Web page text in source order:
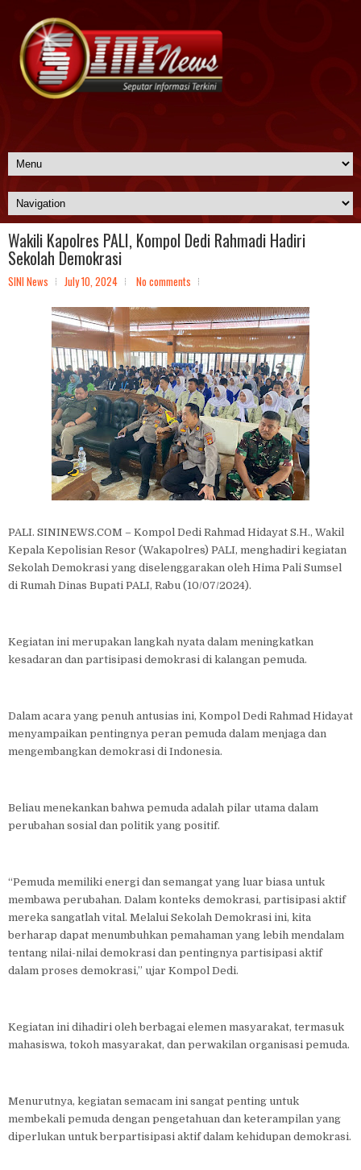
Wakili Kapolres PALI, Kompol Dedi Rahmadi Hadiri
Sekolah Demokrasi
SINI News July 10, 2024 No comments
PALI. SININEWS.COM – Kompol Dedi Rahmad Hidayat S.H., Wakil
Kepala Kepolisian Resor (Wakapolres) PALI, menghadiri kegiatan
Sekolah Demokrasi yang diselenggarakan oleh Hima Pali Sumsel
di Rumah Dinas Bupati PALI, Rabu (10/07/2024).
Kegiatan ini merupakan langkah nyata dalam meningkatkan
kesadaran dan partisipasi demokrasi di kalangan pemuda.
Dalam acara yang penuh antusias ini, Kompol Dedi Rahmad Hidayat
menyampaikan pentingnya peran pemuda dalam menjaga dan
mengembangkan demokrasi di Indonesia.
Beliau menekankan bahwa pemuda adalah pilar utama dalam
perubahan sosial dan politik yang positif.
“Pemuda memiliki energi dan semangat yang luar biasa untuk
membawa perubahan. Dalam konteks demokrasi, partisipasi aktif
mereka sangatlah vital. Melalui Sekolah Demokrasi ini, kita
berharap dapat menumbuhkan pemahaman yang lebih mendalam
tentang nilai-nilai demokrasi dan pentingnya partisipasi aktif
dalam proses demokrasi,” ujar Kompol Dedi.
Kegiatan ini dihadiri oleh berbagai elemen masyarakat, termasuk
mahasiswa, tokoh masyarakat, dan perwakilan organisasi pemuda.
Menurutnya, kegiatan semacam ini sangat penting untuk
membekali pemuda dengan pengetahuan dan keterampilan yang
diperlukan untuk berpartisipasi aktif dalam kehidupan demokrasi.